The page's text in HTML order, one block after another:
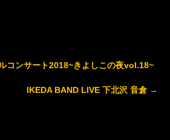
コンサート2018~きよしこの夜vol.18~
IKEDA BAND LIVE 下北沢 音倉 →